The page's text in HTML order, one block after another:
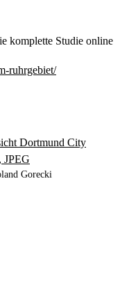
komplette Studie online
ruhrgebiet/
Dortmund City
JPEG
Gorecki